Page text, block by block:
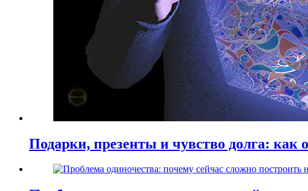
Подарки, презенты и чувство долга: как